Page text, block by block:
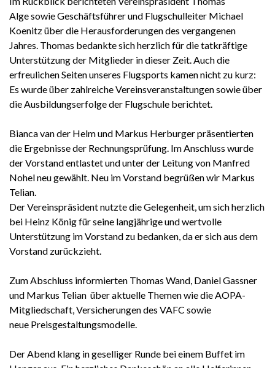
Alge sowie Geschäftsführer und Flugschulleiter Michael
Koenitz über die Herausforderungen des vergangenen
Jahres. Thomas bedankte sich herzlich für die tatkräftige
Unterstützung der Mitglieder in dieser Zeit. Auch die
erfreulichen Seiten unseres Flugsports kamen nicht zu kurz:
Es wurde über zahlreiche Vereinsveranstaltungen sowie über
die Ausbildungserfolge der Flugschule berichtet.
Bianca van der Helm und Markus Herburger präsentierten
die Ergebnisse der Rechnungsprüfung. Im Anschluss wurde
der Vorstand entlastet und unter der Leitung von Manfred
Nohel neu gewählt. Neu im Vorstand begrüßen wir Markus
Telian.
Der Vereinspräsident nutzte die Gelegenheit, um sich herzlich
bei Heinz König für seine langjährige und wertvolle
Unterstützung im Vorstand zu bedanken, da er sich aus dem
Vorstand zurückzieht.
Zum Abschluss informierten Thomas Wand, Daniel Gassner
und Markus Telian über aktuelle Themen wie die AOPA-
Mitgliedschaft, Versicherungen des VAFC sowie
neue Preisgestaltungsmodelle.
Der Abend klang in geselliger Runde bei einem Buffet im